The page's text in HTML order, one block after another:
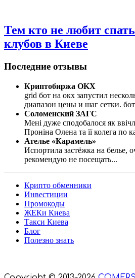
Тем кто не любит
клубов в Киеве
Последние отзывы
Криптобиржа OKX
grid бот на окх запустил
диапазон цены и шаг сетки.
Соломенский ЗАГС
Мені дуже сподобалося як
Проніна Олена та її колега по
Ателье «Карамель»
Испортила застёжка на белье,
рекомендую не посещать...
Крипто обменники
Инвестиции
Промокоды
ЖЕКи Киева
Такси Киева
Блог
Полезно знать